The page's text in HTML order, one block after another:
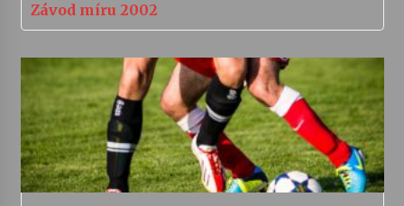
Závod míru 2002